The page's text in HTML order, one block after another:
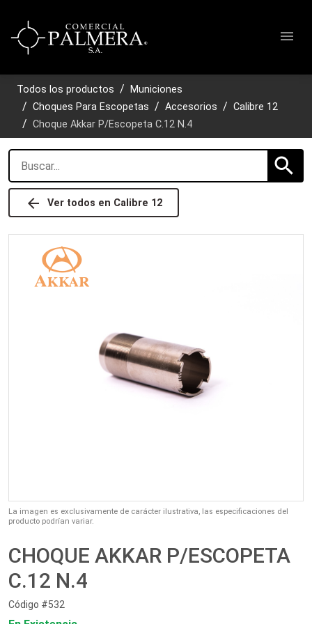
menu
Todos los productos
Municiones
Choques Para Escopetas
Accesorios
Calibre 12
Choque Akkar P/Escopeta C.12 N.4
arrow_back Ver todos en Calibre 12
search
La imagen es exclusivamente de carácter ilustrativa, las especificaciones del
producto podrían variar.
CHOQUE AKKAR P/ESCOPETA
C.12 N.4
Código #532